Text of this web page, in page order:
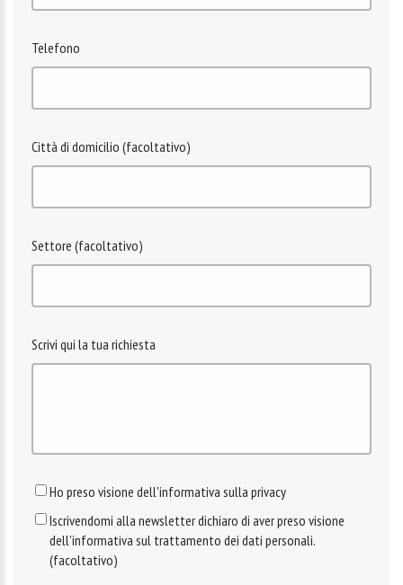
Telefono
Città di domicilio (facoltativo)
Settore (facoltativo)
Scrivi qui la tua richiesta
Ho preso visione dell'informativa sulla privacy
Iscrivendomi alla newsletter dichiaro di aver preso visione
dell'informativa sul trattamento dei dati personali.
(facoltativo)